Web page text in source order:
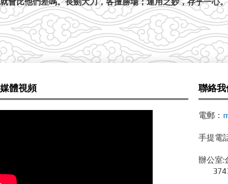
媒體視頻 聯絡我
電郵：
手提電
辦公室: